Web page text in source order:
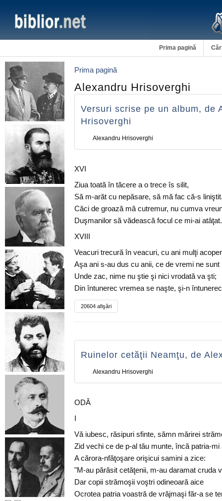
Prima pagină
Prima pagină
Alexandru Hrisoverghi
Versuri scrise pe un album, de
Hrisoverghi
Alexandru Hrisoverghi
XVI
Ziua toată în tăcere a o trece îs silit,
Să m-arăt cu nepăsare, să mă fac că-s
Căci de groază mă cutremur, nu cumva
Duşmanilor să vădească focul ce mi-ai atâţat.
XVIII
Veacuri trecură în veacuri, cu ani mulţi
Aşa ani s-au dus cu anii, ce de vremi ne sunt
Unde zac, nime nu ştie şi nici vrodată va şti;
Din întunerec vremea se naşte, şi-n
20604 afişări
Ruinelor cetăţii Neamţu, de
Alexandru Hrisoverghi
ODĂ
Vă iubesc, răsipuri sfinte, sămn mărirei
Zid vechi ce de p-al tău munte, încă patria-mi
A cărora-nfăţoşare orişicui samini a zice:
"M-au părăsit cetăţenii, m-au daramat cruda
Dar copii strămoşii voştri odineoară aice
Ocrotea patria voastră de vrăjmaşi făr-a se